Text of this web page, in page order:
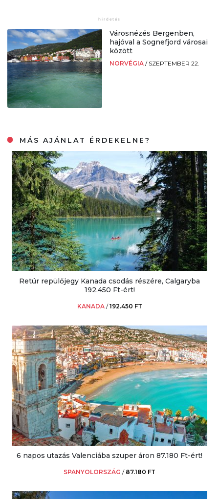
Városnézés Bergenben,
hajóval a Sognefjord városai
között
NORVÉGIA / SZEPTEMBER 22.
MÁS AJÁNLAT ÉRDEKELNE?
Retúr repülőjegy Kanada csodás részére, Calgaryba
192.450 Ft-ért!
KANADA /192.450 FT
6 napos utazás Valenciába szuper áron 87.180 Ft-ért!
SPANYOLORSZÁG / 87.180 FT